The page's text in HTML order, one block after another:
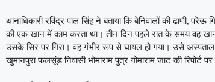
थानाधिकारी रविंद्र पाल सिंह ने बताया कि बेनिवालों की ढाणी,
की एक खान में काम करता था। तीन दिन पहले रात के समय वह
उसके सिर पर गिरा। वह गंभीर रूप से घायल हो गया। उसे अस्पताल
खुमानपुरा फलसूंड निवासी भोमाराम पुत्र गोमाराम जाट की रिपोर्ट